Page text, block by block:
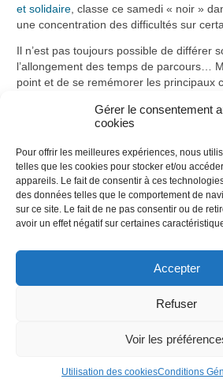
Nous utilisons des cookies afin de
J'ai compris
Gérer le consentement
cookies
Pour offrir les meilleures expériences, nous
telles que les cookies pour stocker et/ou
appareils. Le fait de consentir à ces
des données telles que le comportement de
sur ce site. Le fait de ne pas consentir ou de
avoir un effet négatif sur certaines
Accepter
Refuser
Voir les
Utilisation des cookiesConditions
et solidaire , classe ce samedi « noir »
une concentration des difficultés sur
Il n’est pas toujours possible de différer
l’allongement des temps de parcours…
point et de se remémorer les
C’est l’occasion debien commencer
Posté dans Actualités Prévention Routière
Taggé par comportements au volant ,départ en
Et si on récompensait les bons